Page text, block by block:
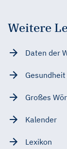
Weitere
Daten der
Gesundheit
Großes
Kalender
Lexikon